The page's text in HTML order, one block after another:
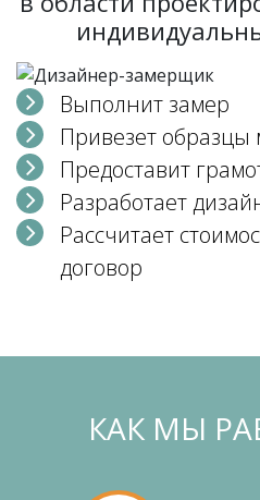
Выполнит замер
Привезет образцы
Предоставит
Разработает
Рассчитает
договор
КАК МЫ